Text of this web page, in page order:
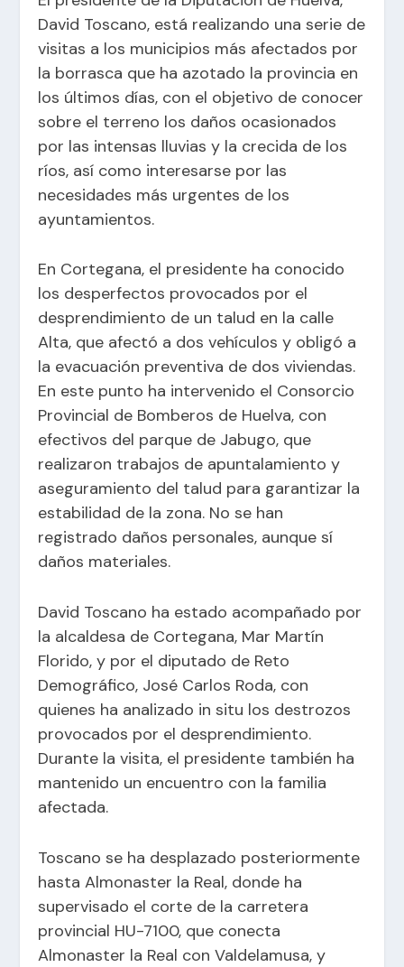
David Toscano, está realizando una serie de
visitas a los municipios más afectados por
la borrasca que ha azotado la provincia en
los últimos días, con el objetivo de conocer
sobre el terreno los daños ocasionados
por las intensas lluvias y la crecida de los
ríos, así como interesarse por las
necesidades más urgentes de los
ayuntamientos.
En Cortegana, el presidente ha conocido
los desperfectos provocados por el
desprendimiento de un talud en la calle
Alta, que afectó a dos vehículos y obligó a
la evacuación preventiva de dos viviendas.
En este punto ha intervenido el Consorcio
Provincial de Bomberos de Huelva, con
efectivos del parque de Jabugo, que
realizaron trabajos de apuntalamiento y
aseguramiento del talud para garantizar la
estabilidad de la zona. No se han
registrado daños personales, aunque sí
daños materiales.
David Toscano ha estado acompañado por
la alcaldesa de Cortegana, Mar Martín
Florido, y por el diputado de Reto
Demográfico, José Carlos Roda, con
quienes ha analizado in situ los destrozos
provocados por el desprendimiento.
Durante la visita, el presidente también ha
mantenido un encuentro con la familia
afectada.
Toscano se ha desplazado posteriormente
hasta Almonaster la Real, donde ha
supervisado el corte de la carretera
provincial HU-7100, que conecta
Almonaster la Real con Valdelamusa, y